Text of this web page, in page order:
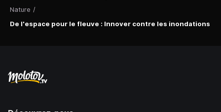
Nature /
De l'espace pour le fleuve : Innover contre les inondations